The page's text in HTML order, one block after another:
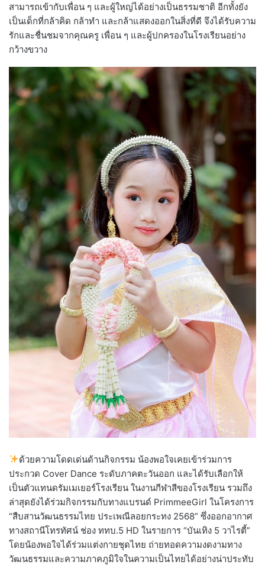
สามารถเข้ากับเพื่อน ๆ และผู้ใหญ่ได้อย่างเป็นธรรมชาติ อีกทั้งยัง
เป็นเด็กที่กล้าคิด กล้าทำ และกล้าแสดงออกในสิ่งที่ดี จึงได้รับความ
รักและชื่นชมจากคุณครู เพื่อน ๆ และผู้ปกครองในโรงเรียนอย่าง
กว้างขวาง
ด้วยความโดดเด่นด้านกิจกรรม น้องพอใจเคยเข้าร่วมการ
ประกวด Cover Dance ระดับภาคตะวันออก และได้รับเลือกให้
เป็นตัวแทนดรัมเมเยอร์โรงเรียน ในงานกีฬาสีของโรงเรียน รวมถึง
ล่าสุดยังได้ร่วมกิจกรรมกับทางแบรนด์ PrimmeeGirl ในโครงการ
“สืบสานวัฒนธรรมไทย ประเพณีลอยกระทง 2568” ซึ่งออกอากาศ
ทางสถานีโทรทัศน์ ช่อง ททบ.5 HD ในรายการ “บันเทิง 5 วาไรตี้”
โดยน้องพอใจได้ร่วมแต่งกายชุดไทย ถ่ายทอดความงดงามทาง
วัฒนธรรมและความภาคภูมิใจในความเป็นไทยได้อย่างน่าประทับ